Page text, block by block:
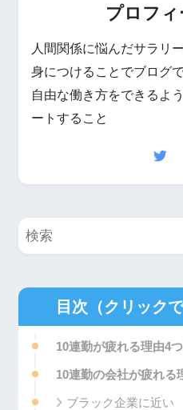
プロフ
人間関係に悩んだサラリ
身につけることでブログ
自由な働き方をできるよ
ートすること
目次（クリック
10連勤が疲れる理由4
10連勤の会社が疲れる
ブラック企業に近い